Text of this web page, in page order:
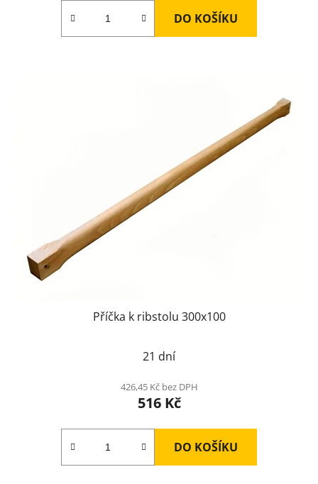
DO KOŠÍKU
Příčka k ribstolu 300x100
21 dní
426,45 Kč bez DPH
516 Kč
DO KOŠÍKU